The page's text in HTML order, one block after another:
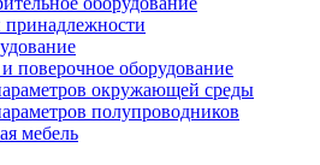
принадлежности
поверочное оборудование
окружающей среды
полупроводников
мебель